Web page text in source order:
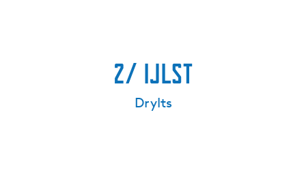
2/ IJlst
Drylts